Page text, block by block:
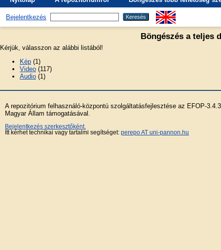
Bejelentkezés
Böngészés a teljes
Kérjük, válasszon az alábbi listából!
Kép (1)
Video (117)
Audio (1)
A repozitórium felhasználó-központú szolgáltatásfejlesztése az EFOP-
Magyar Állam támogatásával.
Bejelentkezés szerkesztőként.
Itt kérhet technikai vagy tartalmi segítséget: perepo AT uni-pannon.hu